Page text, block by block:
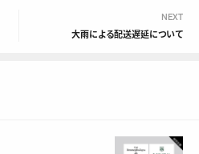
NEXT
大雨による配送遅延について